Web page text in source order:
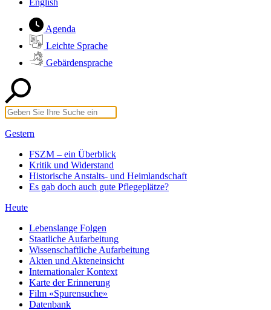
English
Agenda
Leichte Sprache
Gebärdensprache
Gestern
FSZM – ein Überblick
Kritik und Widerstand
Historische Anstalts- und Heimlandschaft
Es gab doch auch gute Pflegeplätze?
Heute
Lebenslange Folgen
Staatliche Aufarbeitung
Wissenschaftliche Aufarbeitung
Akten und Akteneinsicht
Internationaler Kontext
Karte der Erinnerung
Film «Spurensuche»
Datenbank